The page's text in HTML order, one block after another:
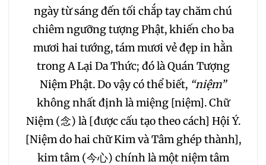
278 279 280
282 283
284
287 288 289
ngày từ sáng đến tối chắp tay chăm chú
chiêm ngưỡng tượng Phật, khiến cho ba
mươi hai tướng, tám mươi vẻ đẹp in hằn
trong A Lại Da Thức; đó là Quán Tượng
Niệm Phật. Do vậy có thể biết, “niệm”
không nhất định là miệng [niệm]. Chữ
Niệm (念) là [được cấu tạo theo cách] Hội Ý.
[Niệm do hai chữ Kim và Tâm ghép thành],
kim tâm (今心) chính là một niệm tâm